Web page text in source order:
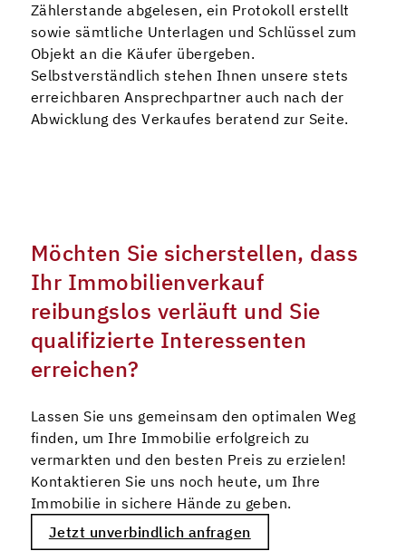
Zählerstande abgelesen, ein Protokoll erstellt
sowie sämtliche Unterlagen und Schlüssel zum
Objekt an die Käufer übergeben.
Selbstverständlich stehen Ihnen unsere stets
erreichbaren Ansprechpartner auch nach der
Abwicklung des Verkaufes beratend zur Seite.
Möchten Sie sicherstellen, dass
Ihr Immobilienverkauf
reibungslos verläuft und Sie
qualifizierte Interessenten
erreichen?
Lassen Sie uns gemeinsam den optimalen Weg
finden, um Ihre Immobilie erfolgreich zu
vermarkten und den besten Preis zu erzielen!
Kontaktieren Sie uns noch heute, um Ihre
Immobilie in sichere Hände zu geben.
Jetzt unverbindlich anfragen